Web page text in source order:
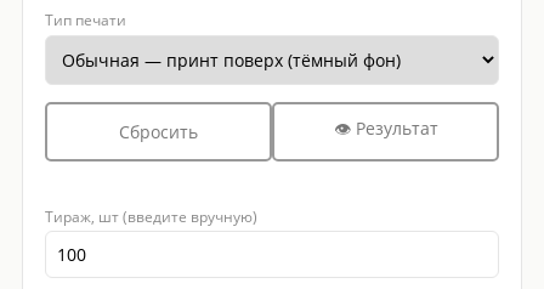
Тип печати
Сбросить 👁 Результат
Тираж, шт (введите вручную)